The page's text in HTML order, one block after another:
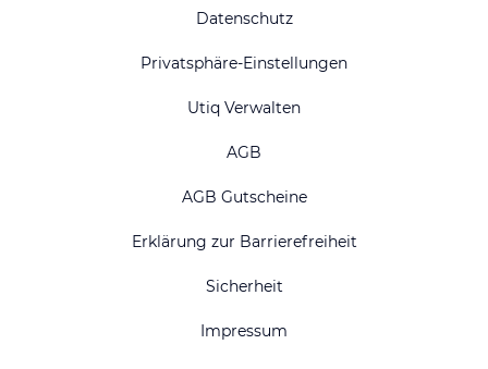
Datenschutz
Privatsphäre-Einstellungen
Utiq Verwalten
AGB
AGB Gutscheine
Erklärung zur Barrierefreiheit
Sicherheit
Impressum